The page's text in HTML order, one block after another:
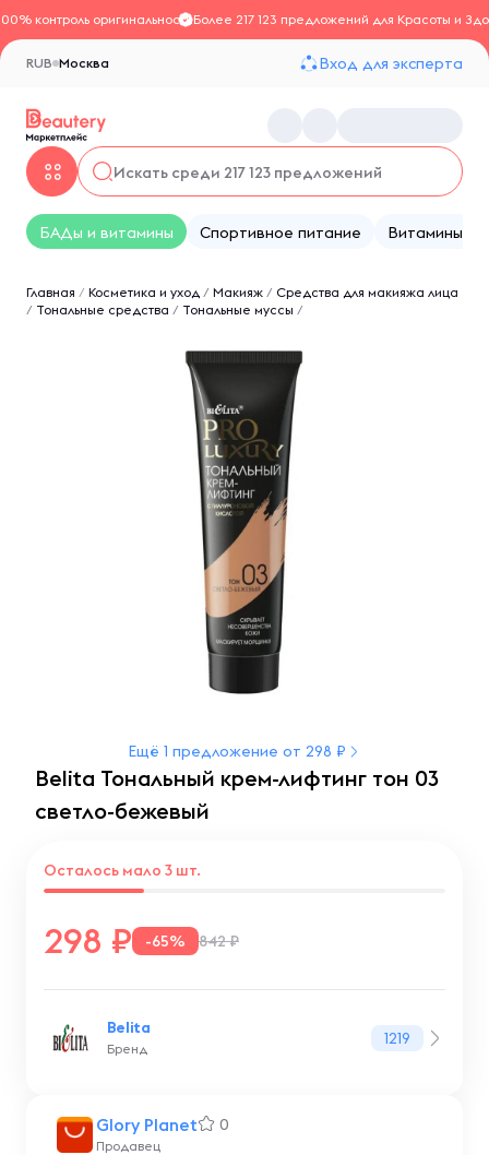
контроль оригинальностиБолее 217 123 предложений для Красоты и
Москва
RUB Вход для эксперта
БАДы и витамины Спортивное питание Витамины
Главная / Косметика и уход / Макияж / Средства для макияжа лица
/ Тональные средства / Тональные муссы /
Ещё 1 предложение от 298 ₽
Belita Тональный крем-лифтинг тон 03
светло-бежевый
Glory Planet 0
Продавец
298 -65% 842 ₽
Осталось мало 3 шт.
Belita
Бренд
1219